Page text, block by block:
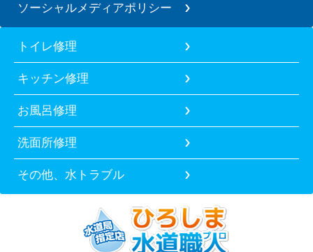
ソーシャルメディアポリシー
トイレ修理
キッチン修理
お風呂修理
洗面所修理
その他、水トラブル